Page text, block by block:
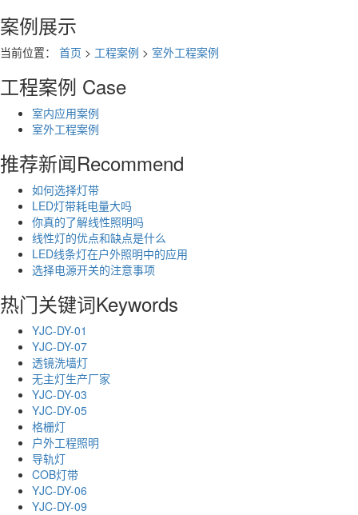
案例展示
当前位置： 首页 > 工程案例 > 室外工程案例
工程案例 Case
室内应用案例
室外工程案例
推荐新闻Recommend
如何选择灯带
LED灯带耗电量大吗
你真的了解线性照明吗
线性灯的优点和缺点是什么
LED线条灯在户外照明中的应用
选择电源开关的注意事项
热门关键词Keywords
YJC-DY-01
YJC-DY-07
透镜洗墙灯
无主灯生产厂家
YJC-DY-03
YJC-DY-05
格栅灯
户外工程照明
导轨灯
COB灯带
YJC-DY-06
YJC-DY-09